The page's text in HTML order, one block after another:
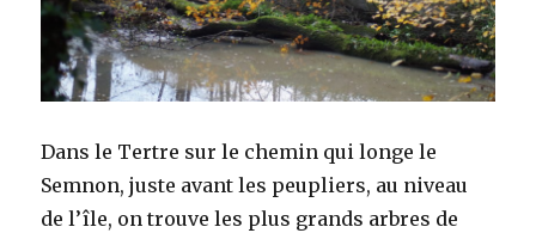
Dans le Tertre sur le chemin qui longe le
Semnon, juste avant les peupliers, au niveau
de l’île, on trouve les plus grands arbres de